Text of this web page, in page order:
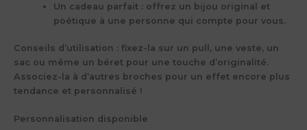
Un cadeau parfait : offrez un bijou original et
poétique à une personne qui compte pour vous.
Conseils d’utilisation : fixez-la sur un pull, une veste, un
sac ou même un béret pour une touche d’originalité.
Associez-la à d’autres broches pour un effet encore plus
tendance et personnalisé !
Personnalisation disponible